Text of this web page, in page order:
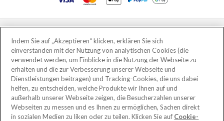
© AttractionTickets.com 2002 - 2026
Eingetragener Firmensitz: 2nd Floor Nucleus House, 2 Lower Mortlake Road,
Richmond, United Kingdom, TW9 2JA.
AttractionTickets.com is a trading name of Attraction Tickets LTD, who are
the owners of UK Trademark Registration Nos. 3427114 and 3427117.
Registered in England with registered number 4390984 and VAT Number
795922965.
Indem Sie auf „Akzeptieren“ klicken, erklären Sie sich
einverstanden mit der Nutzung von analytischen Cookies (die
verwendet werden, um Einblicke in die Nutzung der Webseite zu
erhalten und die zur Verbesserung unserer Webseite und
Dienstleistungen beitragen) und Tracking-Cookies, die uns dabei
helfen, zu entscheiden, welche Produkte wir Ihnen auf und
außerhalb unserer Webseite zeigen, die Besucherzahlen unserer
Webseiten zu messen und es Ihnen zu ermöglichen, Sachen direkt
in sozialen Medien zu liken oder zu teilen. Klicken Sie auf Cookie-